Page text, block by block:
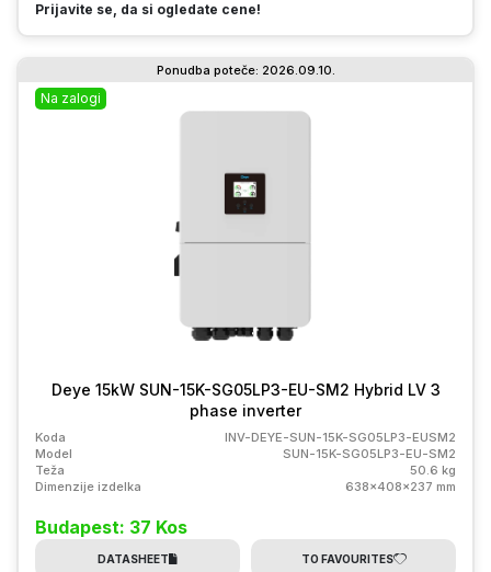
Prijavite se, da si ogledate cene!
Na zalogi
Deye 15kW SUN-15K-SG05LP3-EU-SM2 Hybrid LV 3
phase inverter
Koda
INV-DEYE-SUN-15K-SG05LP3-EUSM2
Model
SUN-15K-SG05LP3-EU-SM2
Teža
50.6 kg
Dimenzije izdelka
638x408x237 mm
Budapest: 37 Kos
DATASHEET TO FAVOURITES
Ponudba poteče: 2026.09.10.